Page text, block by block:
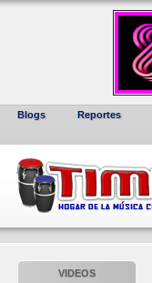
Blogs Reportes
VIDEOS